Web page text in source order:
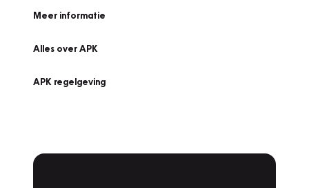
Meer informatie
Alles over APK
APK regelgeving